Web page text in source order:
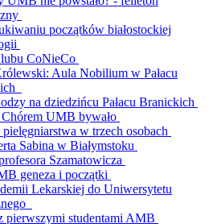
początków białostockiej
CoNieCo
Aula Nobilium w Pałacu
na dziedzińcu Pałacu Branickich
Chórem UMB bywało
w trzech osobach
Sabina w Białymstoku
Szamatowicza
geneza i początki
Lekarskiej do Uniwersytetu
pierwszymi studentami AMB